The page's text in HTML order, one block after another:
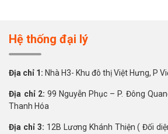
Hệ thống đại lý
Địa chỉ 1: Nhà H3- Khu đô thị Việt Hưng, P
Địa chỉ 2: 99 Nguyễn Phục – P. Đông
Thanh Hóa
Địa chỉ 3: 12B Lương Khánh Thiện ( Đối